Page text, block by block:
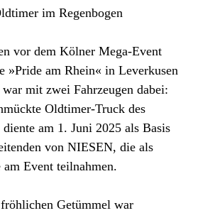
im Regenbogen
vor dem Kölner Mega-Event
»Pride am Rhein« in Leverkusen
mit zwei Fahrzeugen dabei:
Oldtimer-Truck des
diente am 1. Juni 2025 als Basis
von NIESEN, die als
am Event teilnahmen.
Getümmel war